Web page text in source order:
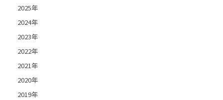
2025年
2024年
2023年
2022年
2021年
2020年
2019年